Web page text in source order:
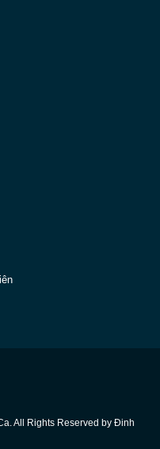
All Rights Reserved by Đinh